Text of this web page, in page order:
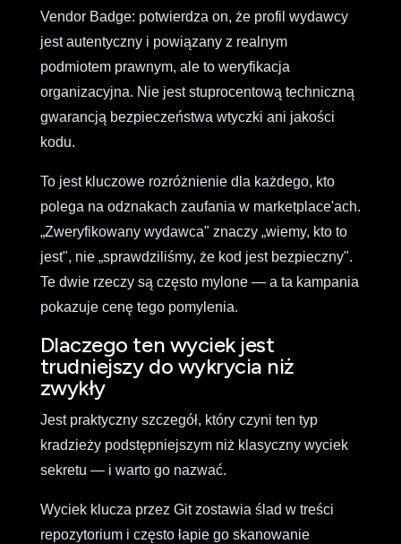
Vendor Badge: potwierdza on, że profil wydawcy
jest autentyczny i powiązany z realnym
podmiotem prawnym, ale to weryfikacja
organizacyjna. Nie jest stuprocentową techniczną
gwarancją bezpieczeństwa wtyczki ani jakości
kodu.
To jest kluczowe rozróżnienie dla każdego, kto
polega na odznakach zaufania w marketplace'ach.
„Zweryfikowany wydawca" znaczy „wiemy, kto to
jest", nie „sprawdziliśmy, że kod jest bezpieczny".
Te dwie rzeczy są często mylone — a ta kampania
pokazuje cenę tego pomylenia.
Dlaczego ten wyciek jest
trudniejszy do wykrycia niż
zwykły
Jest praktyczny szczegół, który czyni ten typ
kradzieży podstępniejszym niż klasyczny wyciek
sekretu — i warto go nazwać.
Wyciek klucza przez Git zostawia ślad w treści
repozytorium i często łapie go skanowanie